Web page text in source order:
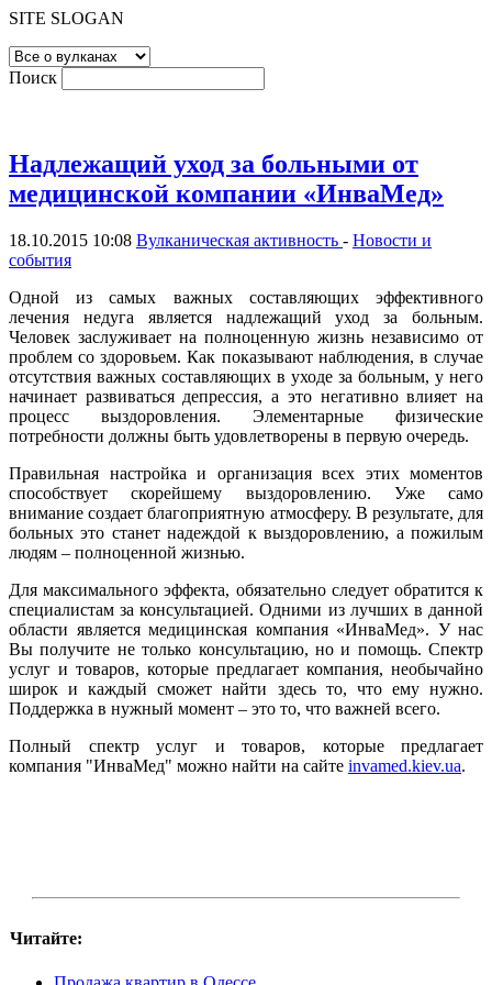
SITE SLOGAN
Поиск
Надлежащий уход за больными от
медицинской компании «ИнваМед»
18.10.2015 10:08 Вулканическая активность - Новости и
события
Одной из самых важных составляющих эффективного
лечения недуга является надлежащий уход за больным.
Человек заслуживает на полноценную жизнь независимо от
проблем со здоровьем. Как показывают наблюдения, в случае
отсутствия важных составляющих в уходе за больным, у него
начинает развиваться депрессия, а это негативно влияет на
процесс выздоровления. Элементарные физические
потребности должны быть удовлетворены в первую очередь.
Правильная настройка и организация всех этих моментов
способствует скорейшему выздоровлению. Уже само
внимание создает благоприятную атмосферу. В результате, для
больных это станет надеждой к выздоровлению, а пожилым
людям – полноценной жизнью.
Для максимального эффекта, обязательно следует обратится к
специалистам за консультацией. Одними из лучших в данной
области является медицинская компания «ИнваМед». У нас
Вы получите не только консультацию, но и помощь. Спектр
услуг и товаров, которые предлагает компания, необычайно
широк и каждый сможет найти здесь то, что ему нужно.
Поддержка в нужный момент – это то, что важней всего.
Полный спектр услуг и товаров, которые предлагает
компания "ИнваМед" можно найти на сайте invamed.kiev.ua.
Читайте: